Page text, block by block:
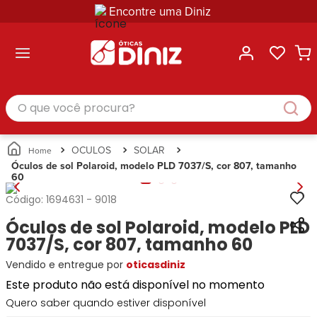
Encontre uma Diniz
Masculino
Feminino
Infantil
Unissex
Busque
Por
Marcas
Ana
Hickmann
Bulget
Miu-
Miu
Guess
Lacoste
Categorias
Masculino
Feminino
Infantil
Unissex
Busque
Por
Marcas
Ray-
Ban
Prada
Ana
Hickmann
Tecnol
Correntes
para
Óculos
Estojos
para
Soluções
Cuidados
Busque
Ray-
Ban
Exchange
Tommy
Hilfiger
Ana
Hickmann
Guess
Speedo
Categoria
Armações
de Óculos
Óculos
de Sol
para
Estojo
para
Óculos
Masculino
Feminino
O que você procura?
OCULOS
SOLAR
Óculos de sol Polaroid, modelo PLD 7037/S, cor 807, tamanho
60
Código: 1694631 - 9018
Óculos de sol Polaroid, modelo PLD
7037/S, cor 807, tamanho 60
Vendido e entregue por oticasdiniz
Este produto não está disponível no momento
Quero saber quando estiver disponível